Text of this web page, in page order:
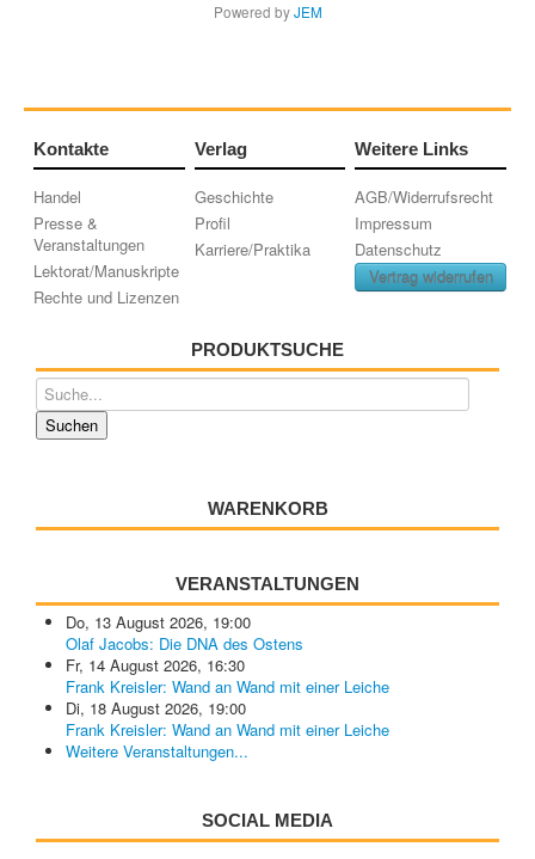
Powered byJEM
Kontakte
Handel
Presse &
Veranstaltungen
Lektorat/Manuskripte
Rechte und Lizenzen
Verlag
Geschichte
Profil
Karriere/Praktika
Weitere Links
AGB/Widerrufsrecht
Impressum
Datenschutz
Vertrag widerrufen
PRODUKTSUCHE
WARENKORB
VERANSTALTUNGEN
Do, 13 August 2026, 19:00
Olaf Jacobs: Die DNA des Ostens
Fr, 14 August 2026, 16:30
Frank Kreisler: Wand an Wand mit einer Leiche
Di, 18 August 2026, 19:00
Frank Kreisler: Wand an Wand mit einer Leiche
Weitere Veranstaltungen...
SOCIAL MEDIA